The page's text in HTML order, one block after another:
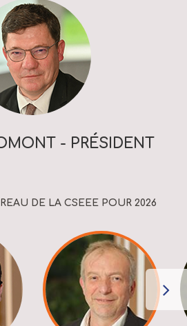
- PRÉSIDENT
DE LA CSEEE POUR 2026